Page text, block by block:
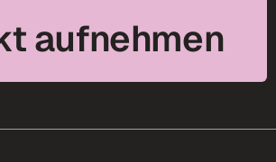
aufnehmen